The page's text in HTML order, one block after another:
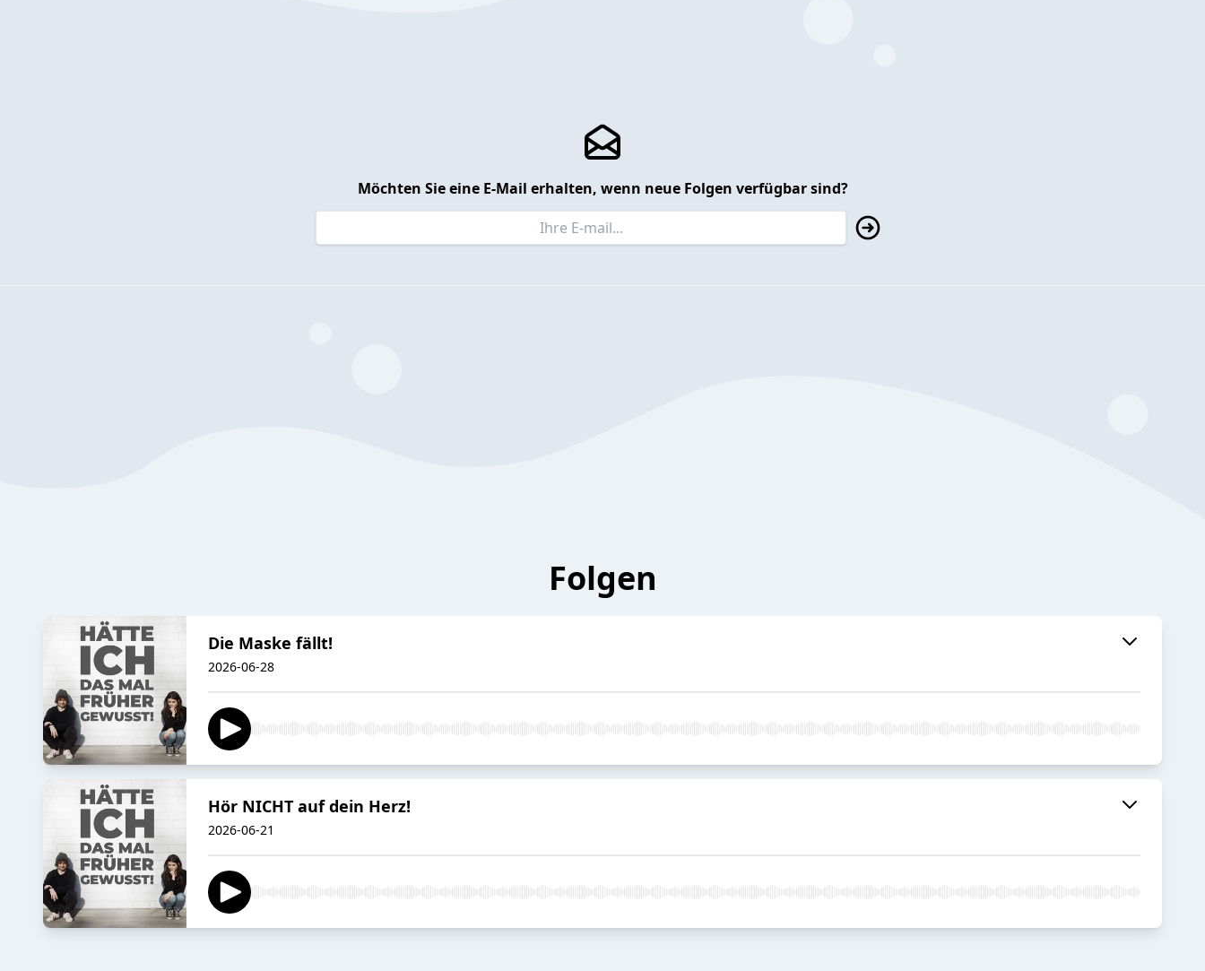
Möchten Sie eine E-Mail erhalten, wenn neue Folgen verfügbar sind?
Folgen
Die Maske fällt!
2026-06-28
Hör NICHT auf dein Herz!
2026-06-21